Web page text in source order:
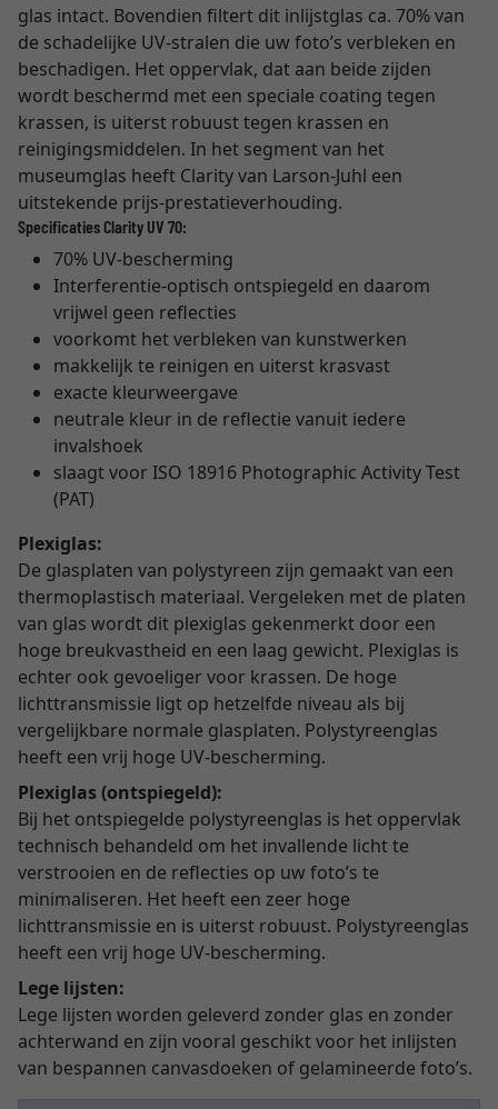
glas intact. Bovendien filtert dit inlijstglas ca. 70% van
de schadelijke UV-stralen die uw foto’s verbleken en
beschadigen. Het oppervlak, dat aan beide zijden
wordt beschermd met een speciale coating tegen
krassen, is uiterst robuust tegen krassen en
reinigingsmiddelen. In het segment van het
museumglas heeft Clarity van Larson-Juhl een
uitstekende prijs-prestatieverhouding.
Specificaties Clarity UV 70:
70% UV-bescherming
Interferentie-optisch ontspiegeld en daarom
vrijwel geen reflecties
voorkomt het verbleken van kunstwerken
makkelijk te reinigen en uiterst krasvast
exacte kleurweergave
neutrale kleur in de reflectie vanuit iedere
invalshoek
slaagt voor ISO 18916 Photographic Activity Test
(PAT)
Plexiglas:
De glasplaten van polystyreen zijn gemaakt van een
thermoplastisch materiaal. Vergeleken met de platen
van glas wordt dit plexiglas gekenmerkt door een
hoge breukvastheid en een laag gewicht. Plexiglas is
echter ook gevoeliger voor krassen. De hoge
lichttransmissie ligt op hetzelfde niveau als bij
vergelijkbare normale glasplaten. Polystyreenglas
heeft een vrij hoge UV-bescherming.
Plexiglas (ontspiegeld):
Bij het ontspiegelde polystyreenglas is het oppervlak
technisch behandeld om het invallende licht te
verstrooien en de reflecties op uw foto’s te
minimaliseren. Het heeft een zeer hoge
lichttransmissie en is uiterst robuust. Polystyreenglas
heeft een vrij hoge UV-bescherming.
Lege lijsten:
Lege lijsten worden geleverd zonder glas en zonder
achterwand en zijn vooral geschikt voor het inlijsten
van bespannen canvasdoeken of gelamineerde foto’s.